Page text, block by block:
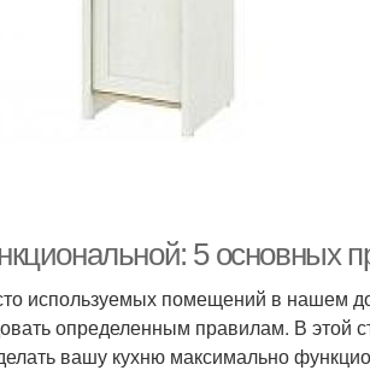
5 основных
используемых помещений в нашем
определенным правилам. В этой
вашу кухню максимально